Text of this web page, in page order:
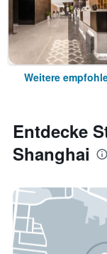
Weitere
Entdecke
Shanghai